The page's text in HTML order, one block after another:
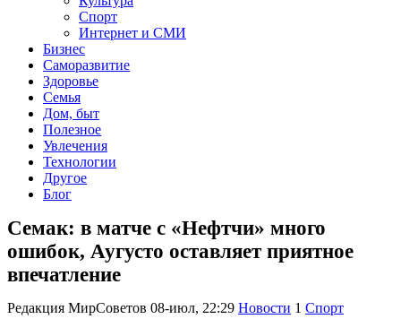
Спорт
Интернет и СМИ
Бизнес
Саморазвитие
Здоровье
Семья
Дом, быт
Полезное
Увлечения
Технологии
Другое
Блог
Семак: в матче с «Нефтчи» много
ошибок, Аугусто оставляет приятное
впечатление
Редакция МирСоветов 08-июл, 22:29 Новости 1 Спорт